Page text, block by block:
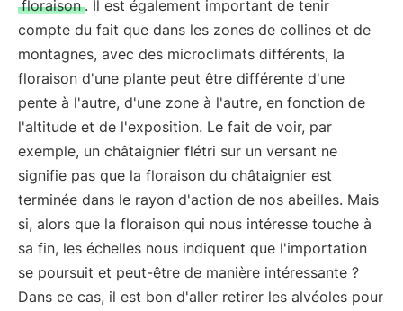
floraison . Il est également important de tenir
compte du fait que dans les zones de collines et de
montagnes, avec des microclimats différents, la
floraison d'une plante peut être différente d'une
pente à l'autre, d'une zone à l'autre, en fonction de
l'altitude et de l'exposition. Le fait de voir, par
exemple, un châtaignier flétri sur un versant ne
signifie pas que la floraison du châtaignier est
terminée dans le rayon d'action de nos abeilles. Mais
si, alors que la floraison qui nous intéresse touche à
sa fin, les échelles nous indiquent que l'importation
se poursuit et peut-être de manière intéressante ?
Dans ce cas, il est bon d'aller retirer les alvéoles pour